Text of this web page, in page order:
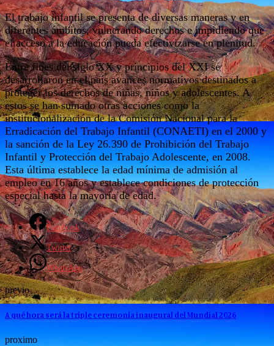
El trabajo infantil se presenta de diversas maneras y en
diferentes ámbitos, vulnerando derechos e impidiendo que
el acceso a la educación pueda efectivizarse en plenitud.
Entre fines del siglo XX y principios del XXI se
desarrollaron en el país avances normativos destinados a
proteger los derechos de niñas, niños y adolescentes. A
estos se han sumado otras acciones como la
institucionalización de la Comisión Nacional para la
Erradicación del Trabajo Infantil (CONAETI) en el 2000 y
la sanción de la Ley 26.390 de Prohibición del Trabajo
Infantil y Protección del Trabajo Adolescente, en 2008.
Esta última establece la edad mínima de admisión al
empleo en 16 años y establece condiciones de protección
especial hasta la mayoría de edad.
Facebook
Twitter
WhatsApp
previo
A qué hora será la triple ceremonia inaugural del Mundial 2026
proximo